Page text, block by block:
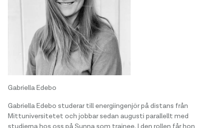
Gabriella Edebo
Gabriella Edebo studerar till energiingenjör på distans från
Mittuniversitetet och jobbar sedan augusti parallellt med